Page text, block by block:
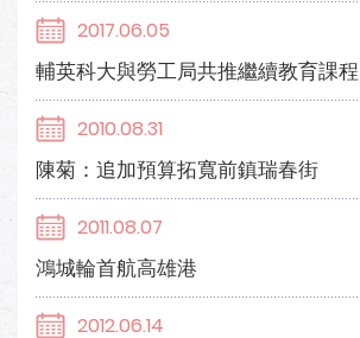
2017.06.05
輔英科大與勞工局共推繼續教育課程
2010.08.31
陳菊：追加預算拓寬前鎮瑞春街
2011.08.07
鴻城輪首航高雄港
2012.06.14